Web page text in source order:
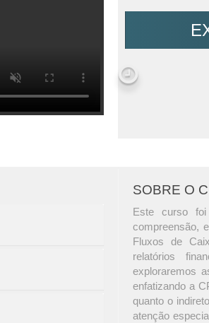
SOBRE O
Este curso foi
compreensão,
Fluxos de
relatórios
exploraremos
enfatizando a
quanto o
atenção